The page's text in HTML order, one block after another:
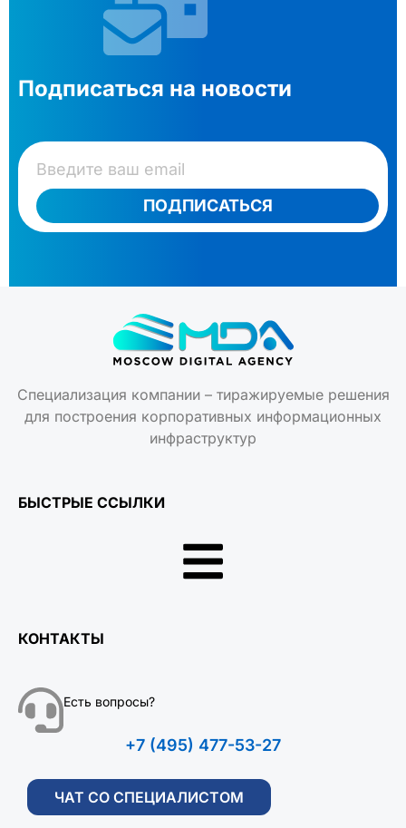
Подписаться на новости
ПОДПИСАТЬСЯ
Специализация компании – тиражируемые решения
для построения корпоративных информационных
инфраструктур
БЫСТРЫЕ ССЫЛКИ
КОНТАКТЫ
Есть вопросы?
+7 (495) 477-53-27
ЧАТ СО СПЕЦИАЛИСТОМ